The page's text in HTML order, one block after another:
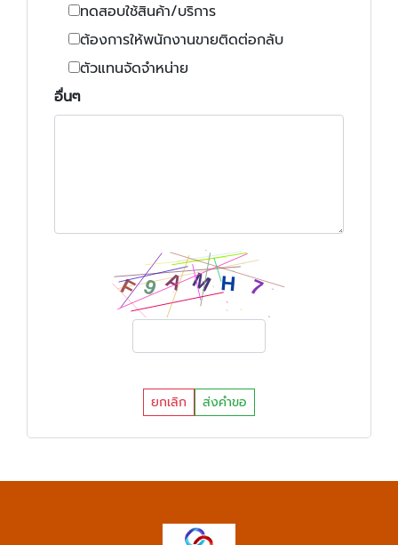
ทดสอบใช้สินค้า/บริการ
ต้องการให้พนักงานขายติดต่อกลับ
ตัวแทนจัดจำหน่าย
อื่นๆ
ยกเลิก ส่งคำขอ